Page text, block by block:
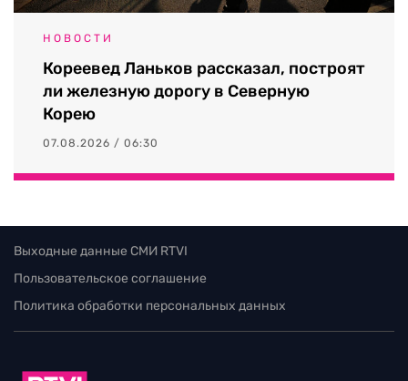
НОВОСТИ
Кореевед Ланьков рассказал, построят
ли железную дорогу в Северную
Корею
07.08.2026 / 06:30
Выходные данные СМИ RTVI
Пользовательское соглашение
Политика обработки персональных данных